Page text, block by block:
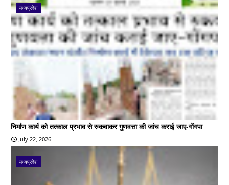
मध्यप्रदेश
निर्माण कार्य को तत्काल प्रभाव से रुकवाकर गुणवत्ता की जांच कराई जाए-गोंगपा
July 22, 2026
मध्यप्रदेश